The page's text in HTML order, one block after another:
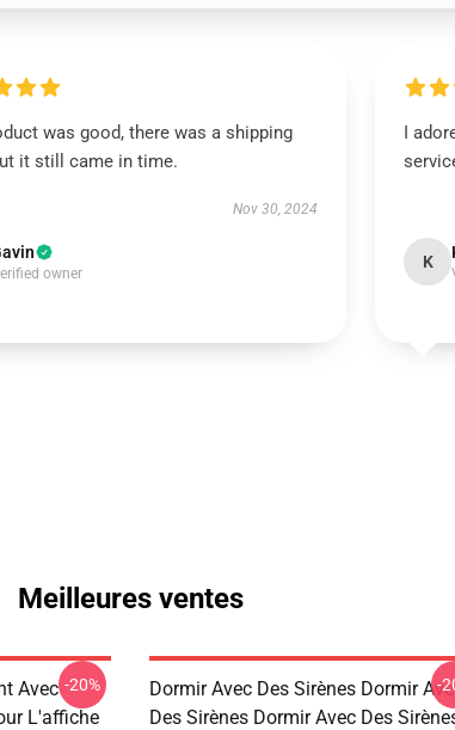
was good, there was a shipping
it still came in time.
Nov 30, 2024
owner
I
K
Meilleures ventes
Avec
L'affiche
-20%
Dormir Avec Des Sirènes Dormir
Des Sirènes Dormir Avec Des
-